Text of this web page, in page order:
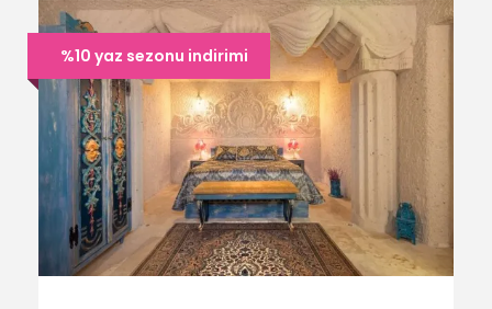
%10 yaz sezonu indirimi